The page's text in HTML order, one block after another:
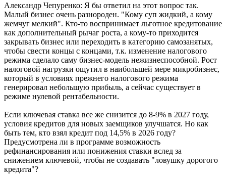
Александр Чепуренко: Я бы ответил на этот вопрос так.
Малый бизнес очень разнороден. "Кому суп жидкий, а кому
жемчуг мелкий". Кто-то воспринимает льготное кредитование
как дополнительный рычаг роста, а кому-то приходится
закрывать бизнес или переходить в категорию самозанятых,
чтобы свести концы с концами, т.к. изменение налогового
режима сделало саму бизнес-модель нежизнеспособной. Рост
налоговой нагрузки ощутил в наибольшей мере микробизнес,
который в условиях прежнего налогового режима
генерировал небольшую прибыль, а сейчас существует в
режиме нулевой рентабельности.
Если ключевая ставка все же снизится до 8-9% в 2027 году,
условия кредитов для новых заемщиков улучшатся. Но как
быть тем, кто взял кредит под 14,5% в 2026 году?
Предусмотрена ли в программе возможность
рефинансирования или понижения ставки вслед за
снижением ключевой, чтобы не создавать "ловушку дорогого
кредита"?